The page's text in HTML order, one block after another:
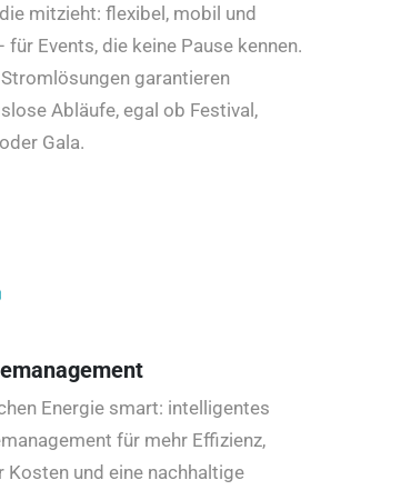
mitzieht: flexibel, mobil und
für Events, die keine Pause kennen.
garantieren
Abläufe, egal ob Festival,
Gala.
Energie smart: intelligentes
für mehr Effizienz,
Kosten und eine nachhaltige